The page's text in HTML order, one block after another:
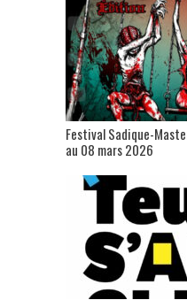
Festival Sadique-
au 08 mars 2026